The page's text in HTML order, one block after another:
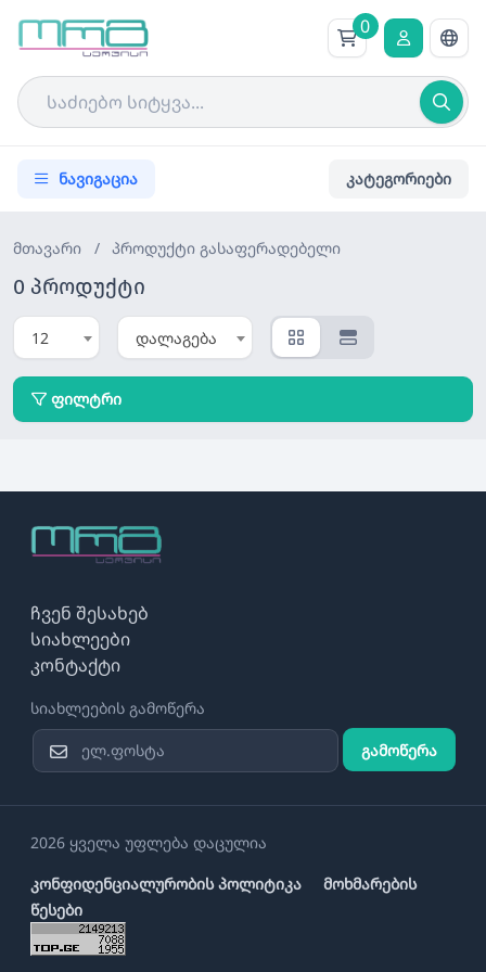
0
ნავიგაცია კატეგორიები
მთავარი / პროდუქტი გასაფერადებელი
0 პროდუქტი
12 დალაგება
ფილტრი
ჩვენ შესახებ
სიახლეები
კონტაქტი
სიახლეების გამოწერა
გამოწერა
2026 ყველა უფლება დაცულია
კონფიდენციალურობის პოლიტიკა
მოხმარების
წესები